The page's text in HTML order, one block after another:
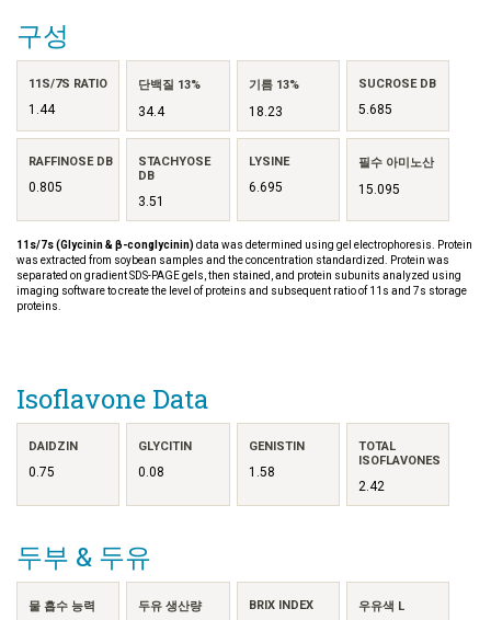
구성
11S/7S RATIO
1.44
단백질 13%
34.4
기름 13%
18.23
SUCROSE DB
5.685
RAFFINOSE DB
0.805
STACHYOSE
DB
3.51
LYSINE
6.695
필수 아미노산
15.095
11s/7s (Glycinin & β-conglycinin) data was determined using gel electrophoresis. Protein
was extracted from soybean samples and the concentration standardized. Protein was
separated on gradient SDS-PAGE gels, then stained, and protein subunits analyzed using
imaging software to create the level of proteins and subsequent ratio of 11s and 7s storage
proteins.
Isoflavone Data
DAIDZIN
0.75
GLYCITIN
0.08
GENISTIN
1.58
TOTAL
ISOFLAVONES
2.42
두부 & 두유
물 흡수 능력 두유 생산량 BRIX INDEX 우유색 L